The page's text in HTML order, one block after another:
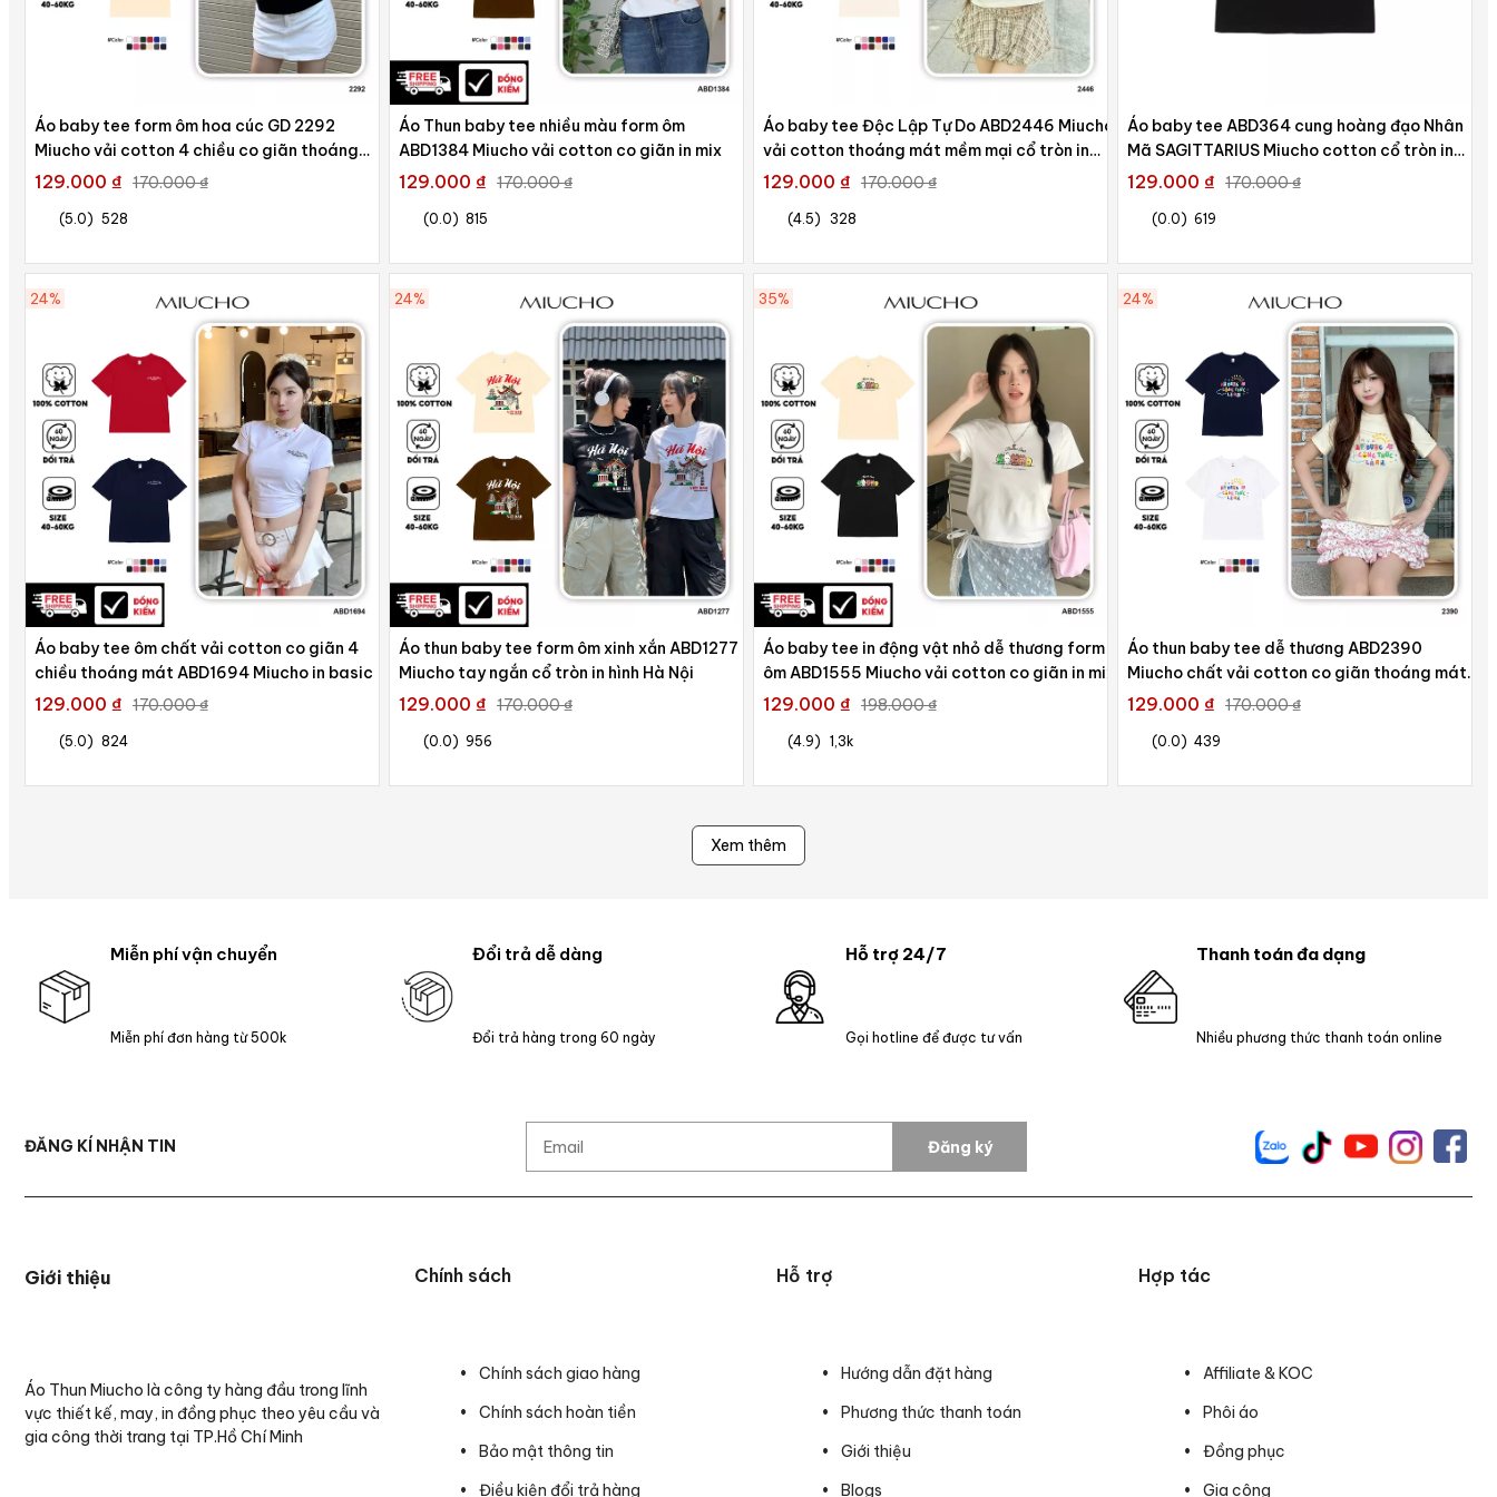
Áo baby tee form ôm hoa cúc GD 2292
Miucho vải cotton 4 chiều co giãn thoáng
mát in mix
129.000 ₫ 170.000 ₫
(5.0) 528
Áo Thun baby tee nhiều màu form ôm
ABD1384 Miucho vải cotton co giãn in mix
129.000 ₫ 170.000 ₫
(0.0) 815
Áo baby tee Độc Lập Tự Do ABD2446 Miucho
vải cotton thoáng mát mềm mại cổ tròn in
mix
129.000 ₫ 170.000 ₫
(4.5) 328
Áo baby tee ABD364 cung hoàng đạo Nhân
Mã SAGITTARIUS Miucho cotton cổ tròn in
typography
129.000 ₫ 170.000 ₫
(0.0) 619
24%
Áo baby tee ôm chất vải cotton co giãn 4
chiều thoáng mát ABD1694 Miucho in basic
129.000 ₫ 170.000 ₫
(5.0) 824
24%
Áo thun baby tee form ôm xinh xắn ABD1277
Miucho tay ngắn cổ tròn in hình Hà Nội
129.000 ₫ 170.000 ₫
(0.0) 956
35%
Áo baby tee in động vật nhỏ dễ thương form
ôm ABD1555 Miucho vải cotton co giãn in mix
129.000 ₫ 198.000 ₫
(4.9) 1,3k
24%
Áo thun baby tee dễ thương ABD2390
Miucho chất vải cotton co giãn thoáng mát
cao cấp in Typography
129.000 ₫ 170.000 ₫
(0.0) 439
Xem thêm
Đổi trả dễ dàng
Đổi trả hàng trong 60 ngày
Hỗ trợ 24/7
Gọi hotline để được tư vấn
Thanh toán đa dạng
Nhiều phương thức thanh toán online
Miễn phí vận chuyển
Miễn phí đơn hàng từ 500k
ĐĂNG KÍ NHẬN TIN Đăng ký
Hỗ trợ
Hướng dẫn đặt hàng
Phương thức thanh toán
Giới thiệu
Blogs
Hợp tác
Affiliate & KOC
Phôi áo
Đồng phục
Gia công
Giới thiệu
Áo Thun Miucho là công ty hàng đầu trong lĩnh
vực thiết kế, may, in đồng phục theo yêu cầu và
gia công thời trang tại TP.Hồ Chí Minh
Chính sách
Chính sách giao hàng
Chính sách hoàn tiền
Bảo mật thông tin
Điều kiện đổi trả hàng